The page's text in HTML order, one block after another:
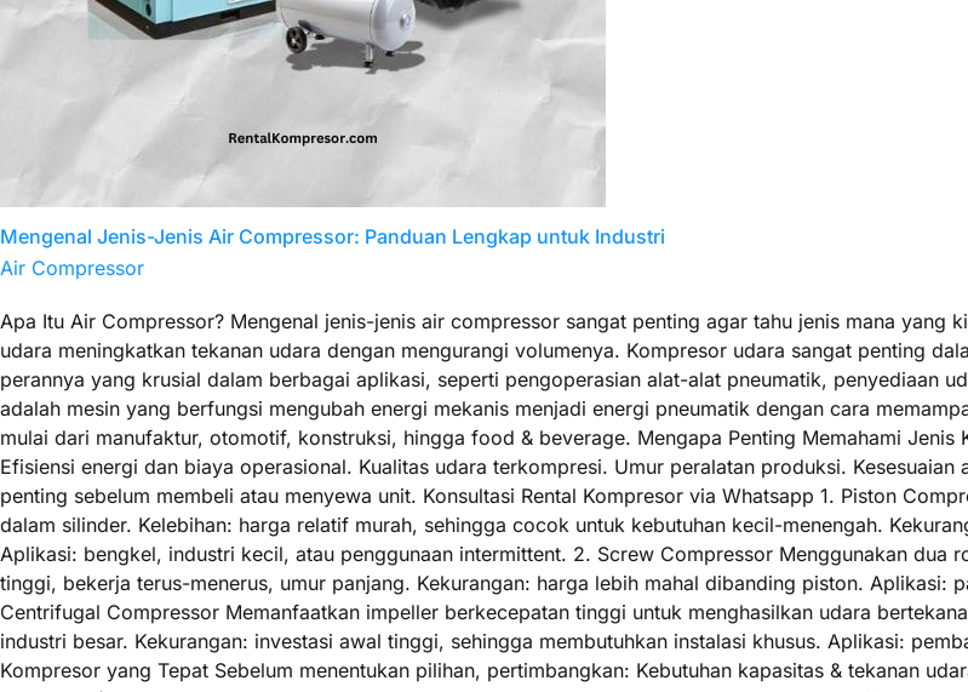
Mengenal Jenis-Jenis Air Compressor: Panduan Lengkap untuk Industri
Air Compressor
Apa Itu Air Compressor? Mengenal jenis-jenis air compressor sangat penting agar tahu jenis mana
udara meningkatkan tekanan udara dengan mengurangi volumenya. Kompresor udara sangat penting
perannya yang krusial dalam berbagai aplikasi, seperti pengoperasian alat-alat pneumatik, penyediaan
adalah mesin yang berfungsi mengubah energi mekanis menjadi energi pneumatik dengan cara
mulai dari manufaktur, otomotif, konstruksi, hingga food & beverage. Mengapa Penting Memahami
Efisiensi energi dan biaya operasional. Kualitas udara terkompresi. Umur peralatan produksi.
penting sebelum membeli atau menyewa unit. Konsultasi Rental Kompresor via Whatsapp 1. Piston
dalam silinder. Kelebihan: harga relatif murah, sehingga cocok untuk kebutuhan kecil-menengah.
Aplikasi: bengkel, industri kecil, atau penggunaan intermittent. 2. Screw Compressor Menggunakan dua
tinggi, bekerja terus-menerus, umur panjang. Kekurangan: harga lebih mahal dibanding piston. Aplikasi:
Centrifugal Compressor Memanfaatkan impeller berkecepatan tinggi untuk menghasilkan udara
industri besar. Kekurangan: investasi awal tinggi, sehingga membutuhkan instalasi khusus. Aplikasi:
Kompresor yang Tepat Sebelum menentukan pilihan, pertimbangkan: Kebutuhan kapasitas & tekanan